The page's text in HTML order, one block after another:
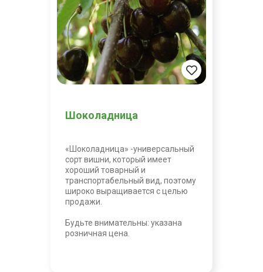
Шоколадница
«Шоколадница» -универсальный
сорт вишни, который имеет
хороший товарный и
транспортабельный вид, поэтому
широко выращивается с целью
продажи.
Будьте внимательны: указана
розничная цена.